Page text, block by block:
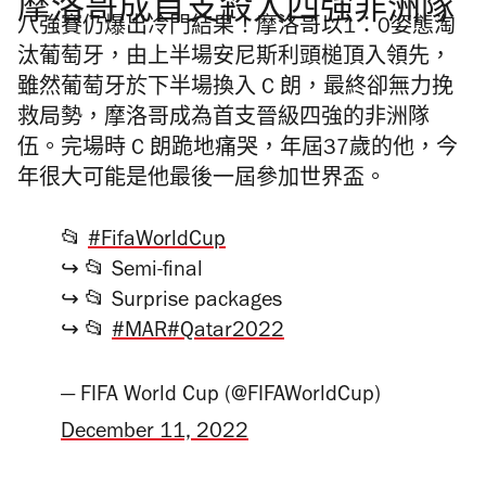
摩洛哥成首支殺入四強非洲隊
八強賽仍爆出冷門結果！摩洛哥以1：0姿態淘
汰葡萄牙，由上半場安尼斯利頭槌頂入領先，
雖然葡萄牙於下半場換入 C 朗，最終卻無力挽
救局勢，摩洛哥成為首支晉級四強的非洲隊
伍。完場時 C 朗跪地痛哭，年屆37歲的他，今
年很大可能是他最後一屆參加世界盃。
📂 #FifaWorldCup
↪ 📂 Semi-final
↪ 📂 Surprise packages
↪ 📂 #MAR#Qatar2022
— FIFA World Cup (@FIFAWorldCup)
December 11, 2022